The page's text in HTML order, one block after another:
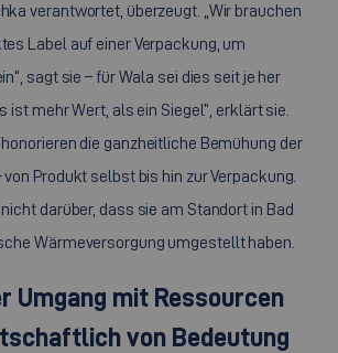
verantwortet, überzeugt. „Wir brauchen
Label auf einer Verpackung, um
sagt sie – für Wala sei dies seit je her
ist mehr Wert, als ein Siegel“, erklärt sie.
honorieren die ganzheitliche Bemühung der
Produkt selbst bis hin zur Verpackung.
darüber, dass sie am Standort in Bad
Wärmeversorgung umgestellt haben.
Umgang mit Ressourcen
von Bedeutung